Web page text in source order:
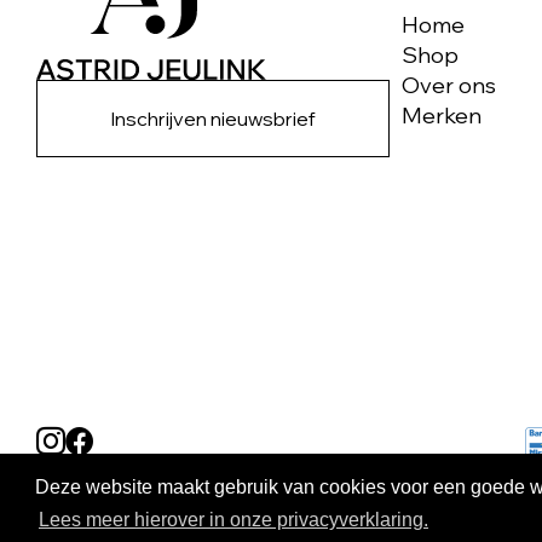
Deze website maakt gebruik van cookies voor een goede
Lees meer hierover in onze privacyverklaring.
Inschrijven nieuwsbrief
Home
Shop
Over ons
Merken